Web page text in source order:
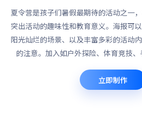
夏令营是孩子们暑假最期待的活动之一
突出活动的趣味性和教育意义。海报可
阳光灿烂的场景、以及丰富多彩的活动
的注意。加入如户外探险、体育竞技
立即制作